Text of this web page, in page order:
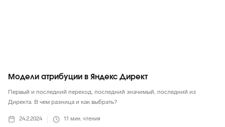
Модели атрибуции в Яндекс Директ
Первый и последний переход, последний значимый, последний из
Директа. В чем разница и как выбрать?
24.2.2024 11 мин. чтения